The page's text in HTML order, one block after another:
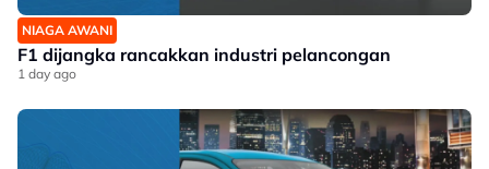
NIAGA AWANI
F1 dijangka rancakkan industri pelancongan
1 day ago